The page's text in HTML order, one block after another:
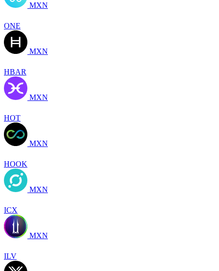
MXN
ONE
MXN
HBAR
MXN
HOT
MXN
HOOK
MXN
ICX
MXN
ILV